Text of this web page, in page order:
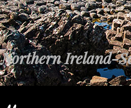
Northern Ireland-